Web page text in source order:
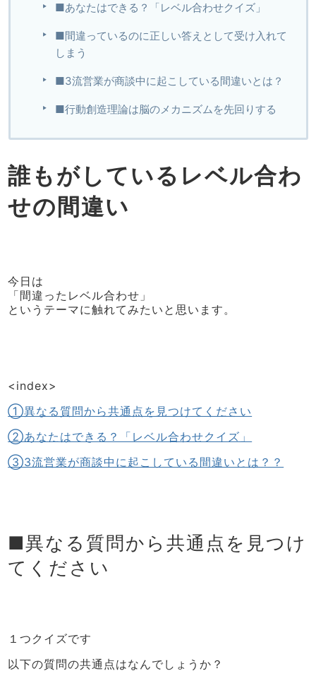
■あなたはできる？「レベル合わせクイズ」
■間違っているのに正しい答えとして受け入れて
しまう
■3流営業が商談中に起こしている間違いとは？
■行動創造理論は脳のメカニズムを先回りする
誰もがしている レベル合わ
せの間違い
今日は
「間違ったレベル合わせ」
というテーマに触れてみたいと思います。
<index>
①異なる質問から共通点を見つけてください
②あなたはできる？「レベル合わせクイズ」
③3流営業が商談中に起こしている間違いとは？？
■異なる質問から共通点を見つけ
てください
１つクイズです
以下の質問の共通点はなんでしょうか？